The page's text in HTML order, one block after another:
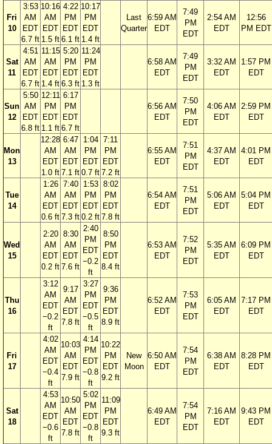
Fri
10
3:53
AM
EDT
6.7 ft
10:16
AM
EDT
1.5 ft
4:22
PM
EDT
6.1 ft
10:17
PM
EDT
1.4 ft
Last
Quarter
6:59 AM
EDT
7:49
PM
EDT
2:54 AM
EDT
12:56
PM EDT
Sat
11
4:51
AM
EDT
6.7 ft
11:15
AM
EDT
1.4 ft
5:20
PM
EDT
6.3 ft
11:24
PM
EDT
1.3 ft
6:58 AM
EDT
7:49
PM
EDT
3:32 AM
EDT
1:57 PM
EDT
Sun
12
5:50
AM
EDT
6.8 ft
12:11
PM
EDT
1.1 ft
6:17
PM
EDT
6.7 ft
6:56 AM
EDT
7:50
PM
EDT
4:06 AM
EDT
2:59 PM
EDT
Mon
13
12:28
AM
EDT
1.0 ft
6:47
AM
EDT
7.1 ft
1:04
PM
EDT
0.7 ft
7:11
PM
EDT
7.2 ft
6:55 AM
EDT
7:51
PM
EDT
4:37 AM
EDT
4:01 PM
EDT
Tue
14
1:26
AM
EDT
0.6 ft
7:40
AM
EDT
7.3 ft
1:53
PM
EDT
0.2 ft
8:02
PM
EDT
7.8 ft
6:54 AM
EDT
7:51
PM
EDT
5:06 AM
EDT
5:04 PM
EDT
Wed
15
2:20
AM
EDT
0.2 ft
8:30
AM
EDT
7.6 ft
2:40
PM
EDT
−0.2
ft
8:50
PM
EDT
8.4 ft
6:53 AM
EDT
7:52
PM
EDT
5:35 AM
EDT
6:09 PM
EDT
Thu
16
3:12
AM
EDT
−0.2
ft
9:17
AM
EDT
7.8 ft
3:27
PM
EDT
−0.5
ft
9:36
PM
EDT
8.9 ft
6:52 AM
EDT
7:53
PM
EDT
6:05 AM
EDT
7:17 PM
EDT
Fri
17
4:02
AM
EDT
−0.4
ft
10:03
AM
EDT
7.9 ft
4:14
PM
EDT
−0.8
ft
10:22
PM
EDT
9.2 ft
New
Moon
6:50 AM
EDT
7:54
PM
EDT
6:38 AM
EDT
8:28 PM
EDT
Sat
18
4:53
AM
EDT
−0.6
ft
10:50
AM
EDT
7.8 ft
5:02
PM
EDT
−0.8
ft
11:09
PM
EDT
9.3 ft
6:49 AM
EDT
7:54
PM
EDT
7:16 AM
EDT
9:43 PM
EDT